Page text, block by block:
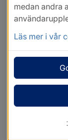
medan andra
Läs mer i vår